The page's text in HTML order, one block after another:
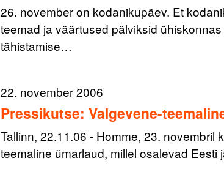
26. november on kodanikupäev. Et
teemad ja väärtused pälviksid
tähistamise…
22. november 2006
Pressikutse: Valgevene-
Tallinn, 22.11.06 - Homme, 23. novembril
teemaline ümarlaud, millel osalevad